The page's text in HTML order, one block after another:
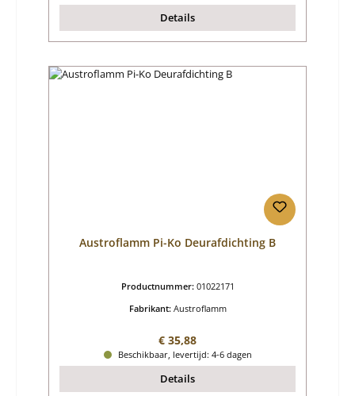
Details
Austroflamm Pi-Ko Deurafdichting B
Productnummer: 01022171
Fabrikant: Austroflamm
Normale prijs:
€ 35,88
Beschikbaar, levertijd: 4-6 dagen
Details